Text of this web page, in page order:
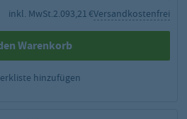
inkl. MwSt.2.093,21 €Versandkostenfrei
Warenkorb
hinzufügen